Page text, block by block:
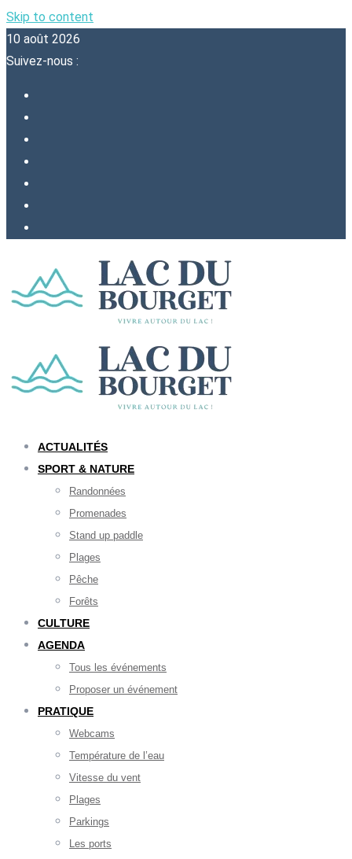
Skip to content
10 août 2026
Suivez-nous :
ACTUALITÉS
SPORT & NATURE
Randonnées
Promenades
Stand up paddle
Plages
Pêche
Forêts
CULTURE
AGENDA
Tous les événements
Proposer un événement
PRATIQUE
Webcams
Température de l’eau
Vitesse du vent
Plages
Parkings
Les ports